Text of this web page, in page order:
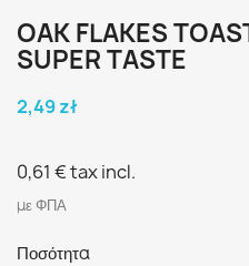
OAK FLAKES
SUPER TASTE
2,49 zł
0,61 €tax incl.
με ΦΠΑ
Ποσότητα